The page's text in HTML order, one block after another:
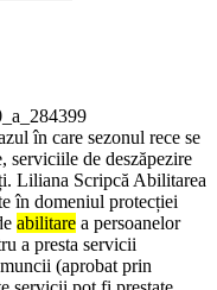
în care sezonul rece se
serviciile de deszăpezire
Liliana Scripcă Abilitarea
în domeniul protecției
abilitare a persoanelor
a presta servicii
(aprobat prin